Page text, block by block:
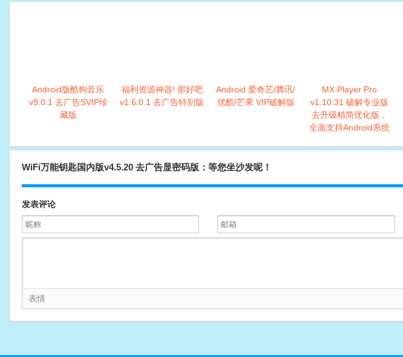
Android版酷狗音乐
v9.0.1 去广告SVIP珍
藏版
福利资源神器! 那好吧
v1.6.0.1 去广告特别版
Android 爱奇艺/腾讯/
优酷/芒果 VIP破解版
MX Player Pro
v1.10.31 破解专业版
去升级精简优化版，
全面支持Android系统
WiFi万能钥匙国内版v4.5.20 去广告显密码版：等您坐沙发呢！
发表评论
表情